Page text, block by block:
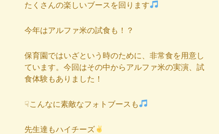
たくさんの楽しいブースを回ります
今年はアルファ米の試食も！？
保育園ではいざという時のために、非常食を用意し
ています。今回はその中からアルファ米の実演、試
食体験もありました！
☟こんなに素敵なフォトブースも
先生達もハイチーズ